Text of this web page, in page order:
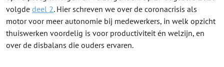
volgde deel 2. Hier schreven we over de coronacrisis als
motor voor meer autonomie bij medewerkers, in welk opzicht
thuiswerken voordelig is voor productiviteit én welzijn, en
over de disbalans die ouders ervaren.